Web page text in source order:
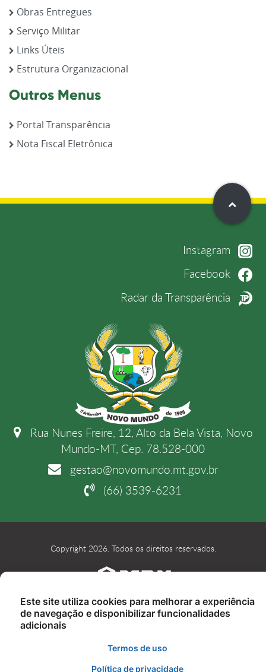
Obras Entregues
Serviço Militar
Links Úteis
Estrutura Organizacional
Outros Menus
Portal Transparência
Nota Fiscal Eletrônica
Instagram
Facebook
Radar da Transparência
Rua Nunes Freire, 12, Alto da Bela Vista, Novo
Mundo-MT, Cep. 78.528-000
gestao@novomundo.mt.gov.br
(66) 3539-6231
Copyright 2026. Todos os direitos reservados.
Este site utiliza cookies para melhorar a experiência
de navegação e disponibilizar funcionalidades
adicionais
Termos de uso
Política de privacidade